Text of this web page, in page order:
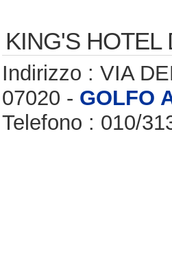
KING'S HOTEL
Indirizzo : VIA
07020 - GOLFO
Telefono : 010/